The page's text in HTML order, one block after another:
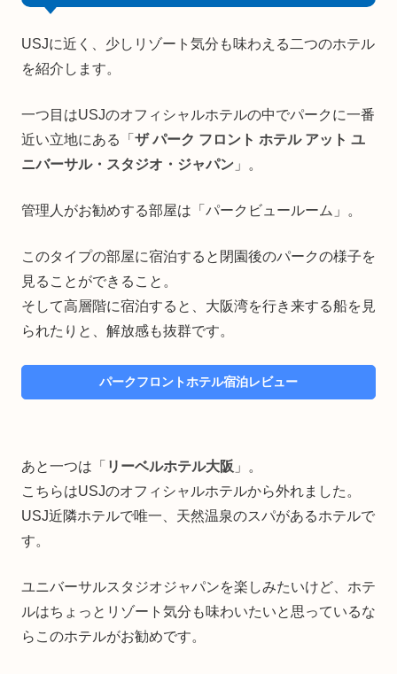
USJに近く、少しリゾート気分も味わえる二つのホテル
を紹介します。
一つ目はUSJのオフィシャルホテルの中でパークに一番
近い立地にある「 ザ パーク フロント ホテル アット ユ
ニバーサル・スタジオ・ジャパン 」。
管理人がお勧めする部屋は「パークビュールーム」。
このタイプの部屋に宿泊すると閉園後のパークの様子を
見ることができること。
そして高層階に宿泊すると、大阪湾を行き来する船を見
られたりと、解放感も抜群です。
パークフロントホテル宿泊レビュー
あと一つは「 リーベルホテル大阪 」。
こちらはUSJのオフィシャルホテルから外れました。
USJ近隣ホテルで唯一、天然温泉のスパがあるホテルで
す。
ユニバーサルスタジオジャパンを楽しみたいけど、ホテ
ルはちょっとリゾート気分も味わいたいと思っているな
らこのホテルがお勧めです。